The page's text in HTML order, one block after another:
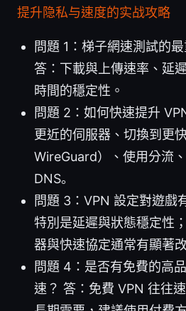
提升隐私与速度的实战攻略
問題 1：梯子網速測試的
答：下載與上傳速率、延
時間的穩定性。
問題 2：如何快速提升
更近的伺服器、切換到更
WireGuard）、使用分流
DNS。
問題 3：VPN 設定對遊戲
特別是延遲與狀態穩定性
器與快速協定通常有顯著
問題 4：是否有免費的高
速？ 答：免費 VPN 往往